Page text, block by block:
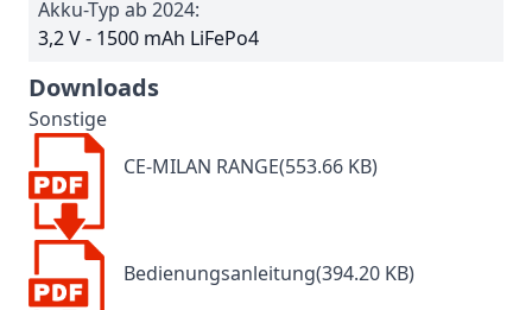
Akku-Typ ab 2024:
3,2 V - 1500 mAh LiFePo4
Downloads
Sonstige
CE-MILAN RANGE(553.66 KB)
Bedienungsanleitung(394.20 KB)